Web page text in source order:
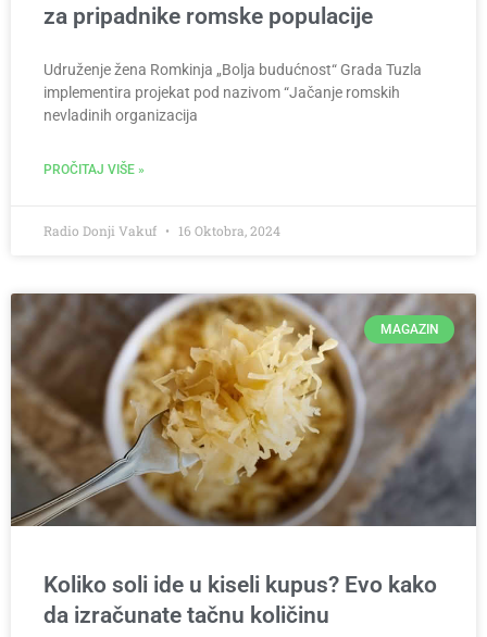
za pripadnike romske populacije
Udruženje žena Romkinja „Bolja budućnost“ Grada Tuzla
implementira projekat pod nazivom “Jačanje romskih
nevladinih organizacija
PROČITAJ VIŠE »
Radio Donji Vakuf 16 Oktobra, 2024
MAGAZIN
Koliko soli ide u kiseli kupus? Evo kako
da izračunate tačnu količinu